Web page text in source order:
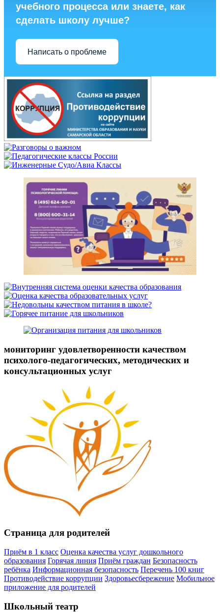
учебного процесса или знаете, как
сделать школу лучше?
Написать о проблеме
мониторинг удовлетворенности качеством
психолого-педагогических, методических и
консультационных услуг
Страница для родителей
Приём в 1 класс Оценка качества услуг дошкольного
образования Горячая линия Приём граждан Безопасность
ребёнка Информационная безопасность Перечень 100 книг
Противодействие коррупции Здоровьесбережение Мобильное
приложение для родителей
Школьный театр